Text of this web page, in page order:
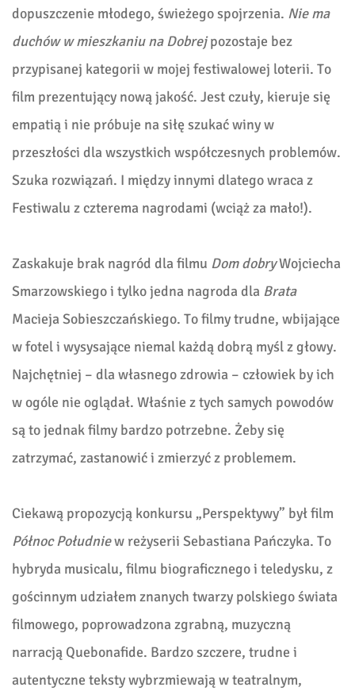
dopuszczenie młodego, świeżego spojrzenia. Nie ma
duchów w mieszkaniu na Dobrejpozostaje bez
przypisanej kategorii w mojej festiwalowej loterii. To
film prezentujący nową jakość. Jest czuły, kieruje się
empatią i nie próbuje na siłę szukać winy w
przeszłości dla wszystkich współczesnych problemów.
Szuka rozwiązań. I między innymi dlatego wraca z
Festiwalu z czterema nagrodami (wciąż za mało!).
Zaskakuje brak nagród dla filmu Dom dobryWojciecha
Smarzowskiego i tylko jedna nagroda dla Brata
Macieja Sobieszczańskiego. To filmy trudne, wbijające
w fotel i wysysające niemal każdą dobrą myśl z głowy.
Najchętniej – dla własnego zdrowia – człowiek by ich
w ogóle nie oglądał. Właśnie z tych samych powodów
są to jednak filmy bardzo potrzebne. Żeby się
zatrzymać, zastanowić i zmierzyć z problemem.
Ciekawą propozycją konkursu „Perspektywy” był film
Północ Południew reżyserii Sebastiana Pańczyka. To
hybryda musicalu, filmu biograficznego i teledysku, z
gościnnym udziałem znanych twarzy polskiego świata
filmowego, poprowadzona zgrabną, muzyczną
narracją Quebonafide. Bardzo szczere, trudne i
autentyczne teksty wybrzmiewają w teatralnym,